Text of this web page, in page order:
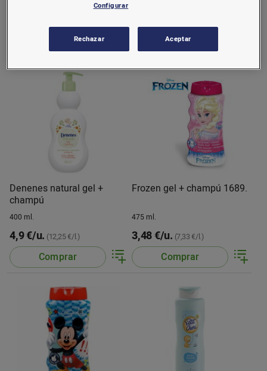
Comprar Comprar
Denenes natural gel +
champú
400 ml.
4,9 €/u. (12,25 €/l.)
Comprar
Frozen gel + champú 1689.
475 ml.
3,48 €/u. (7,33 €/l.)
Comprar
Configurar
Rechazar Aceptar